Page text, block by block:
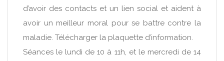
d’avoir des contacts et un lien social et aident à
avoir un meilleur moral pour se battre contre la
maladie. Télécharger la plaquette d’information.
Séances le lundi de 10 à 11h, et le mercredi de 14